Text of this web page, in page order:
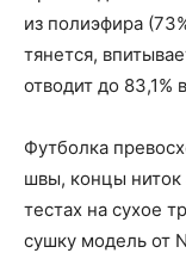
из полиэфира
тянется,
отводит до 83,1%
Футболка
швы, концы ниток
тестах на сухое
сушку модель от